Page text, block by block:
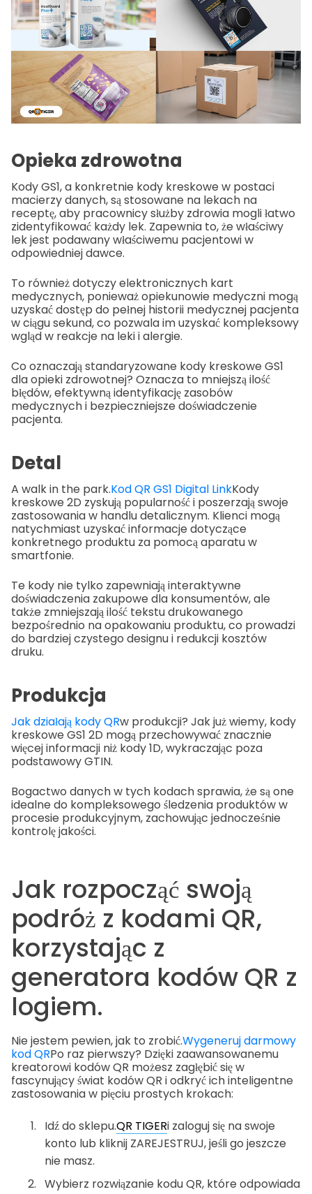
Opieka zdrowotna
Kody GS1, a konkretnie kody kreskowe w postaci
macierzy danych, są stosowane na lekach na
receptę, aby pracownicy służby zdrowia mogli łatwo
zidentyfikować każdy lek. Zapewnia to, że właściwy
lek jest podawany właściwemu pacjentowi w
odpowiedniej dawce.
To również dotyczy elektronicznych kart
medycznych, ponieważ opiekunowie medyczni mogą
uzyskać dostęp do pełnej historii medycznej pacjenta
w ciągu sekund, co pozwala im uzyskać kompleksowy
wgląd w reakcje na leki i alergie.
Co oznaczają standaryzowane kody kreskowe GS1
dla opieki zdrowotnej? Oznacza to mniejszą ilość
błędów, efektywną identyfikację zasobów
medycznych i bezpieczniejsze doświadczenie
pacjenta.
Detal
A walk in the park.Kod QR GS1 Digital LinkKody
kreskowe 2D zyskują popularność i poszerzają swoje
zastosowania w handlu detalicznym. Klienci mogą
natychmiast uzyskać informacje dotyczące
konkretnego produktu za pomocą aparatu w
smartfonie.
Te kody nie tylko zapewniają interaktywne
doświadczenia zakupowe dla konsumentów, ale
także zmniejszają ilość tekstu drukowanego
bezpośrednio na opakowaniu produktu, co prowadzi
do bardziej czystego designu i redukcji kosztów
druku.
Produkcja
Jak działają kody QRw produkcji? Jak już wiemy, kody
kreskowe GS1 2D mogą przechowywać znacznie
więcej informacji niż kody 1D, wykraczając poza
podstawowy GTIN.
Bogactwo danych w tych kodach sprawia, że są one
idealne do kompleksowego śledzenia produktów w
procesie produkcyjnym, zachowując jednocześnie
kontrolę jakości.
Jak rozpocząć swoją
podróż z kodami QR,
korzystając z
generatora kodów QR z
logiem.
Nie jestem pewien, jak to zrobić.Wygeneruj darmowy
kod QRPo raz pierwszy? Dzięki zaawansowanemu
kreatorowi kodów QR możesz zagłębić się w
fascynujący świat kodów QR i odkryć ich inteligentne
zastosowania w pięciu prostych krokach:
Idź do sklepu.QR TIGERi zaloguj się na swoje
konto lub kliknij ZAREJESTRUJ, jeśli go jeszcze
nie masz.
Wybierz rozwiązanie kodu QR, które odpowiada